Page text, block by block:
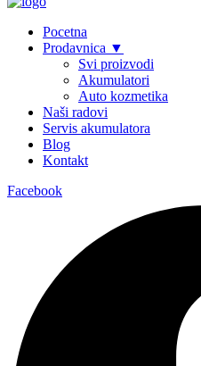
Pocetna
Prodavnica ▼
Svi proizvodi
Akumulatori
Auto kozmetika
Naši radovi
Servis akumulatora
Blog
Kontakt
Facebook